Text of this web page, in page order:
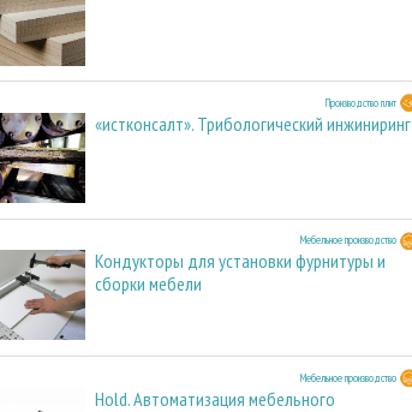
Производство плит
«истконсалт». Трибологический инжиниринг
Мебельное производство
Кондукторы для установки фурнитуры и
сборки мебели
Мебельное производство
Hold. Автоматизация мебельного